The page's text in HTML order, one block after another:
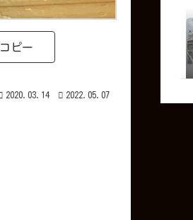
コピー
2020.03.14 2022.05.07